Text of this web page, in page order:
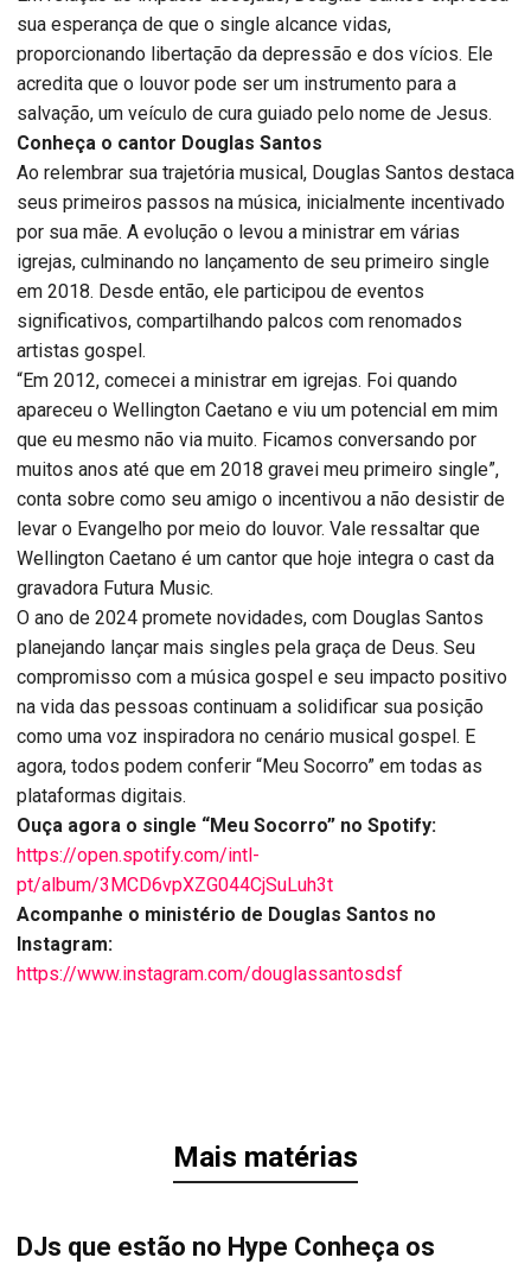
sua esperança de que o single alcance vidas,
proporcionando libertação da depressão e dos vícios. Ele
acredita que o louvor pode ser um instrumento para a
salvação, um veículo de cura guiado pelo nome de Jesus.
Conheça o cantor Douglas Santos
Ao relembrar sua trajetória musical, Douglas Santos destaca
seus primeiros passos na música, inicialmente incentivado
por sua mãe. A evolução o levou a ministrar em várias
igrejas, culminando no lançamento de seu primeiro single
em 2018. Desde então, ele participou de eventos
significativos, compartilhando palcos com renomados
artistas gospel.
“Em 2012, comecei a ministrar em igrejas. Foi quando
apareceu o Wellington Caetano e viu um potencial em mim
que eu mesmo não via muito. Ficamos conversando por
muitos anos até que em 2018 gravei meu primeiro single”,
conta sobre como seu amigo o incentivou a não desistir de
levar o Evangelho por meio do louvor. Vale ressaltar que
Wellington Caetano é um cantor que hoje integra o cast da
gravadora Futura Music.
O ano de 2024 promete novidades, com Douglas Santos
planejando lançar mais singles pela graça de Deus. Seu
compromisso com a música gospel e seu impacto positivo
na vida das pessoas continuam a solidificar sua posição
como uma voz inspiradora no cenário musical gospel. E
agora, todos podem conferir “Meu Socorro” em todas as
plataformas digitais.
Ouça agora o single “Meu Socorro” no Spotify:
https://open.spotify.com/intl-
pt/album/3MCD6vpXZG044CjSuLuh3t
Acompanhe o ministério de Douglas Santos no
Instagram:
https://www.instagram.com/douglassantosdsf
Mais matérias
DJs que estão no Hype Conheça os